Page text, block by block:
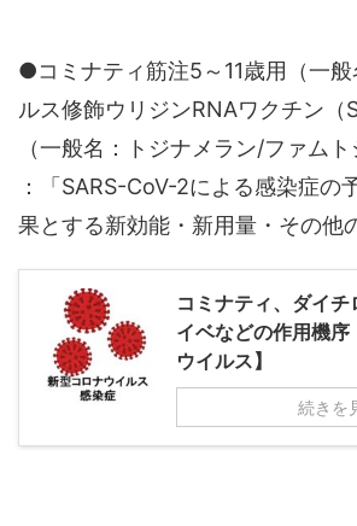
●コミナティ筋注5～11歳用（一般
ルス修飾ウリジンRNAワクチン（
（一般名：トジナメラン/ファムト
：「SARS-CoV-2による感染症の
果とする新効能・新用量・その他
コミナティ、ダイチ
イベなどの作用機序
ウイルス】
続きを